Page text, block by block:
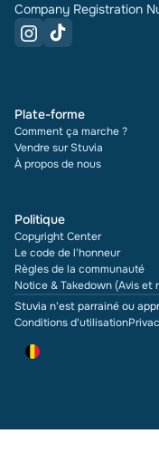
Company Registration
Plate-forme
Comment ça marche ?
Vendre sur Stuvia
À propos de nous
Politique
Copyright Center
Le code de l'honneur
Règles de la communauté
Notice & Takedown (Avis et
Stuvia n'est parrainé ou
Conditions d'utilisation